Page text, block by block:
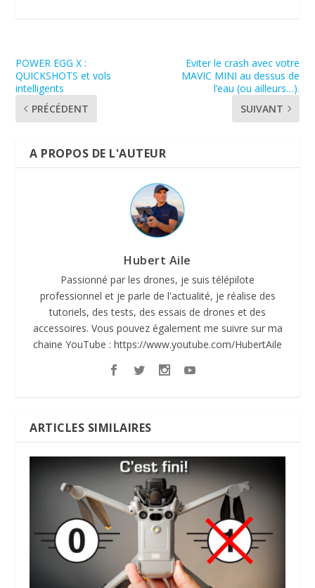
POWER EGG X :
QUICKSHOTS et vols
intelligents
PRÉCÉDENT
Eviter le crash avec votre
MAVIC MINI au dessus de
l’eau (ou ailleurs…).
SUIVANT
A PROPOS DE L'AUTEUR
Hubert Aile
Passionné par les drones, je suis télépilote
professionnel et je parle de l'actualité, je réalise des
tutoriels, des tests, des essais de drones et des
accessoires. Vous pouvez également me suivre sur ma
chaine YouTube : https://www.youtube.com/HubertAile
ARTICLES SIMILAIRES